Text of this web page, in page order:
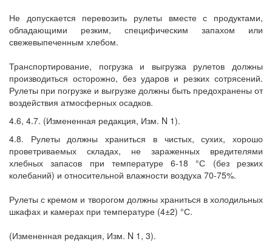
Не допускается перевозить рулеты вместе с продуктами,
обладающими резким, специфическим запахом или
свежевыпеченным хлебом.
Транспортирование, погрузка и выгрузка рулетов должны
производиться осторожно, без ударов и резких сотрясений.
Рулеты при погрузке и выгрузке должны быть предохранены от
воздействия атмосферных осадков.
4.6, 4.7. (Измененная редакция, Изм. N 1).
4.8. Рулеты должны храниться в чистых, сухих, хорошо
проветриваемых складах, не зараженных вредителями
хлебных запасов при температуре 6-18 °С (без резких
колебаний) и относительной влажности воздуха 70-75%.
Рулеты с кремом и творогом должны храниться в холодильных
шкафах и камерах при температуре (4±2) °С.
(Измененная редакция, Изм. N 1, 3).